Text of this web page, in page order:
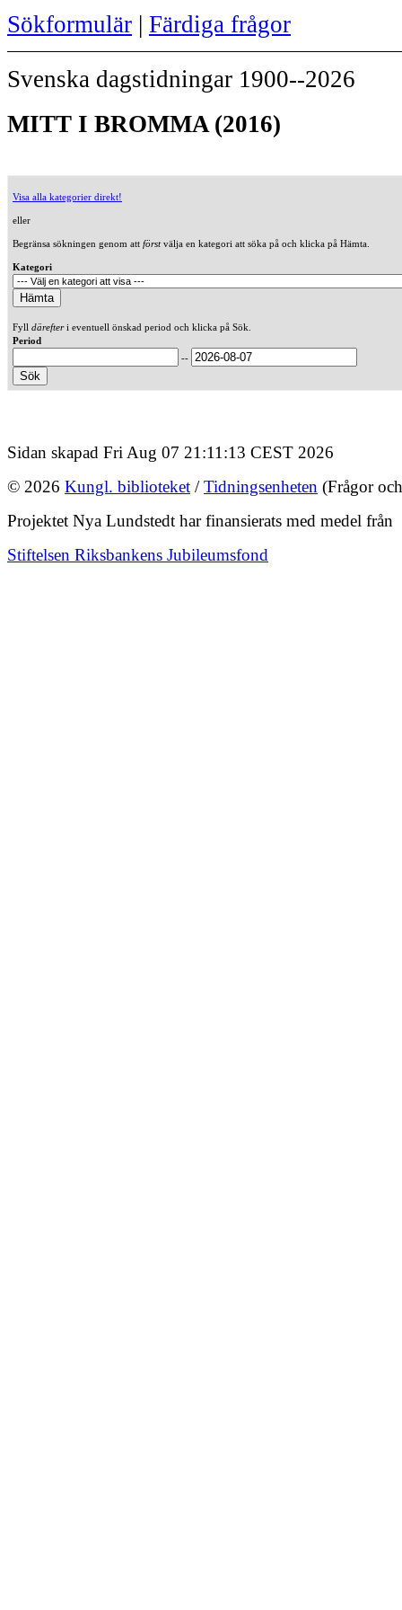
Sökformulär | Färdiga frågor
Svenska dagstidningar 1900--2026
MITT I BROMMA (2016)
Visa alla kategorier direkt!
eller
Begränsa sökningen genom att förstvälja en kategori att söka på och klicka på Hämta.
Kategori
Fyll därefteri eventuell önskad period och klicka på Sök.
Period
--
Sidan skapad Fri Aug 07 21:11:13 CEST 2026
© 2026 Kungl. biblioteket /Tidningsenheten (Frågor
Projektet Nya Lundstedt har finansierats med medel från
Stiftelsen Riksbankens Jubileumsfond